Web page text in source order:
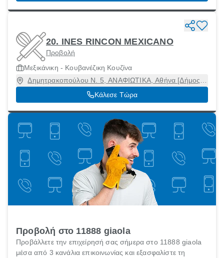
20. INES RINCON MEXICANO
Προβολή
Μεξικάνικη - Κουβανέζικη Κουζίνα
Δημητρακοπούλου Ν. 5, ΑΝΑΦΙΩΤΙΚΑ, Αθήνα [Δήμος],
Αττική, 11742
Κάλεσε Τώρα
Προβολή στο 11888 giaola
Προβάλλετε την επιχείρησή σας σήμερα στο 11888 giaola
μέσα από 3 κανάλια επικοινωνίας και εξασφαλίστε τη